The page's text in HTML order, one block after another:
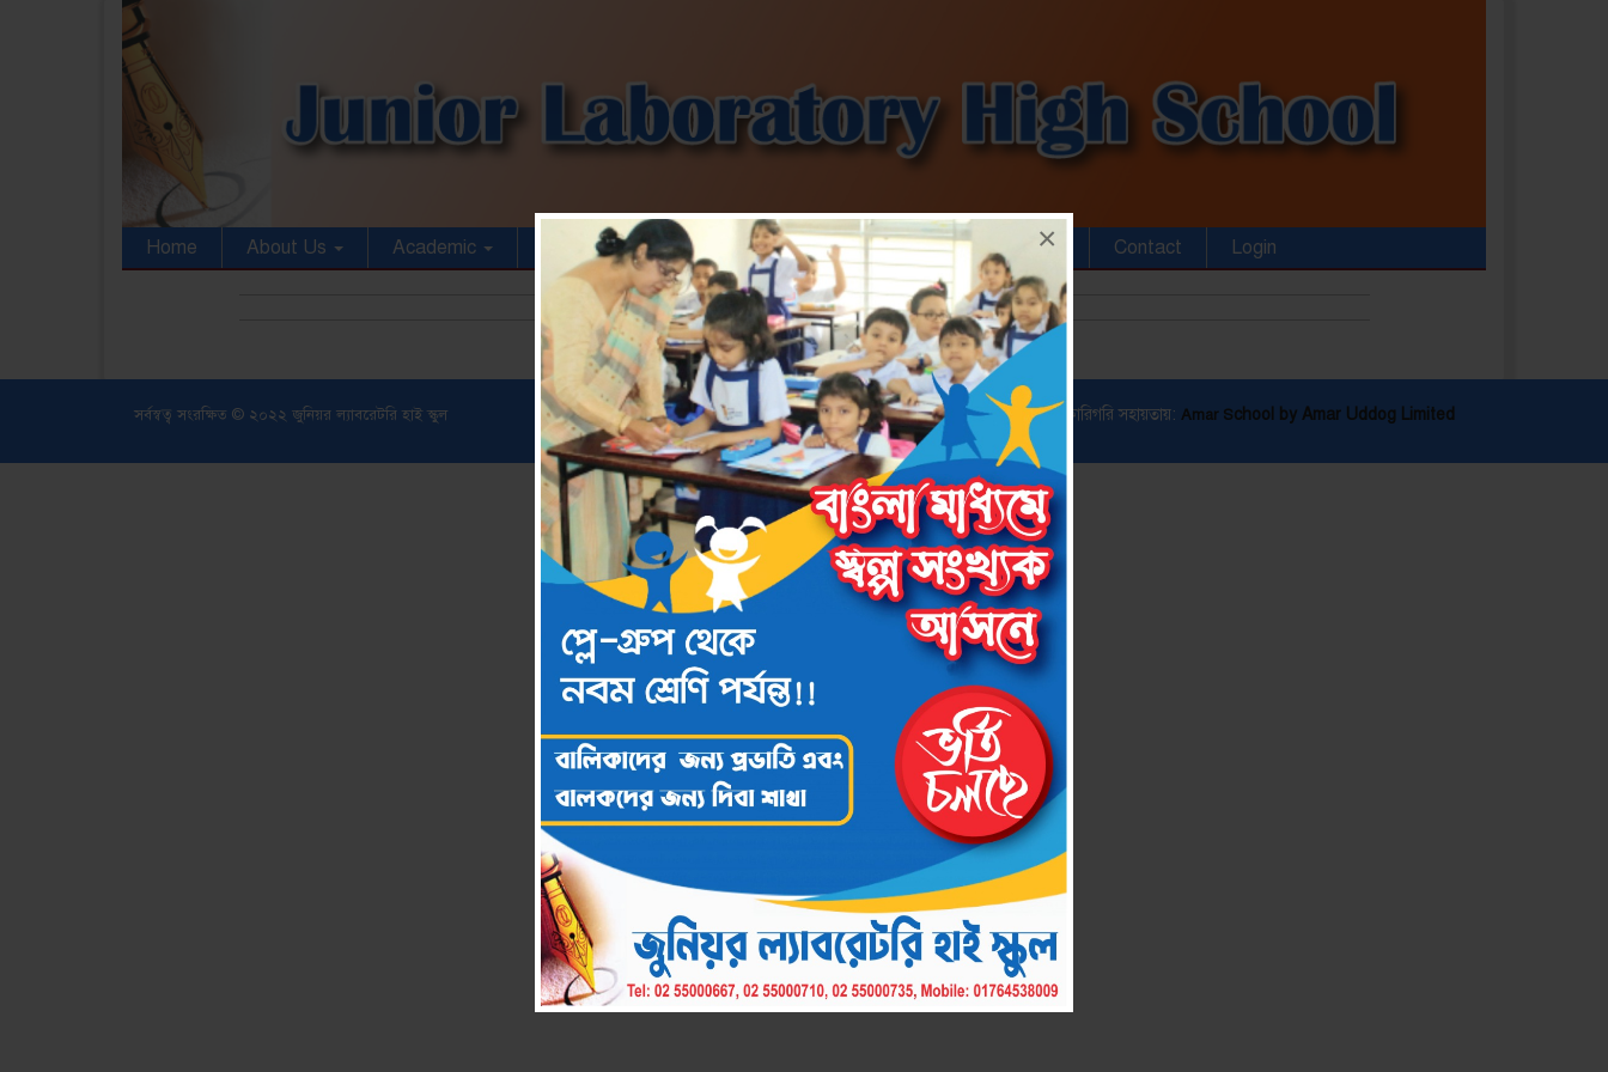
×
Home About Us Academic Information Admission Download Gallery Contact Login
সর্বস্বত্ব সংরক্ষিত © ২০২২ জুনিয়র ল্যাবরেটরি হাই স্কুল কারিগরি সহায়তায়: Amar School by Amar Uddog Limited